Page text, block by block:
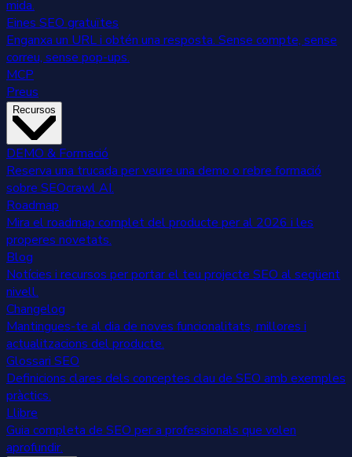
mida.
Eines SEO gratuïtes
Enganxa un URL i obtén una resposta. Sense compte, sense
correu, sense pop-ups.
MCP
Preus
Recursos
DEMO & Formació
Reserva una trucada per veure una demo o rebre formació
sobre SEOcrawl AI.
Roadmap
Mira el roadmap complet del producte per al 2026 i les
properes novetats.
Blog
Notícies i recursos per portar el teu projecte SEO al següent
nivell.
Changelog
Mantingues-te al dia de noves funcionalitats, millores i
actualitzacions del producte.
Glossari SEO
Definicions clares dels conceptes clau de SEO amb exemples
pràctics.
Llibre
Guia completa de SEO per a professionals que volen
aprofundir.